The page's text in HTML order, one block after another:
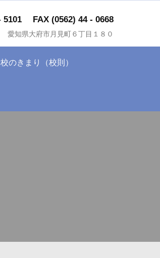
5101 FAX (0562) 44 - 0668
愛知県大府市月見町６丁目１８０
のきまり（校則）